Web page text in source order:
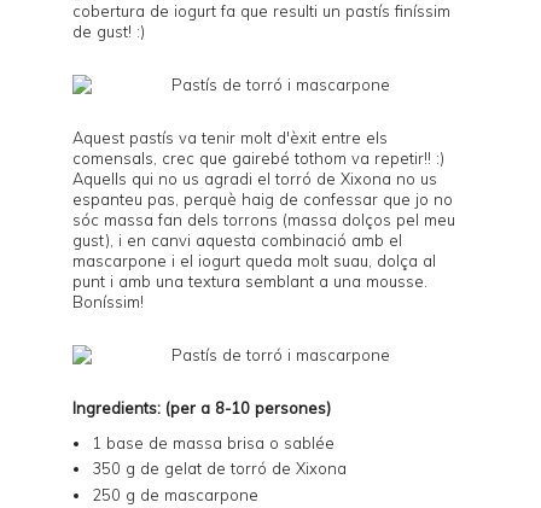
cobertura de iogurt fa que resulti un pastís finíssim
de gust! :)
Aquest pastís va tenir molt d'èxit entre els
comensals, crec que gairebé tothom va repetir!! :)
Aquells qui no us agradi el torró de Xixona no us
espanteu pas, perquè haig de confessar que jo no
sóc massa fan dels torrons (massa dolços pel meu
gust), i en canvi aquesta combinació amb el
mascarpone i el iogurt queda molt suau, dolça al
punt i amb una textura semblant a una mousse.
Boníssim!
Ingredients: (per a 8-10 persones)
1 base de massa brisa o sablée
350 g de gelat de torró de Xixona
250 g de mascarpone